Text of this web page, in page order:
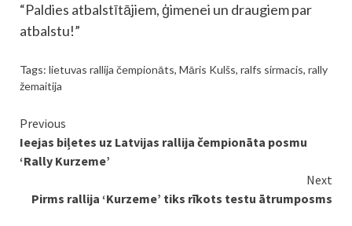
“Paldies atbalstītājiem, ģimenei un draugiem par
atbalstu!”
Tags: lietuvas rallija čempionāts, Māris Kulšs, ralfs sirmacis, rally
žemaitija
Continue
Reading
Previous
Ieejas biļetes uz Latvijas rallija čempionāta posmu
‘Rally Kurzeme’
Next
Pirms rallija ‘Kurzeme’ tiks rīkots testu ātrumposms